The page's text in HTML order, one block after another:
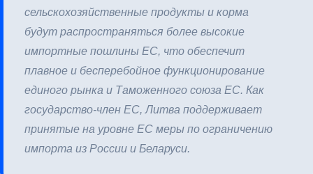
сельскохозяйственные продукты и корма
будут распространяться более высокие
импортные пошлины ЕС, что обеспечит
плавное и бесперебойное функционирование
единого рынка и Таможенного союза ЕС. Как
государство-член ЕС, Литва поддерживает
принятые на уровне ЕС меры по ограничению
импорта из России и Беларуси.